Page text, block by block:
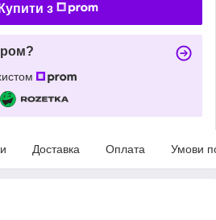
Купити з
Доставка Оплата Умови